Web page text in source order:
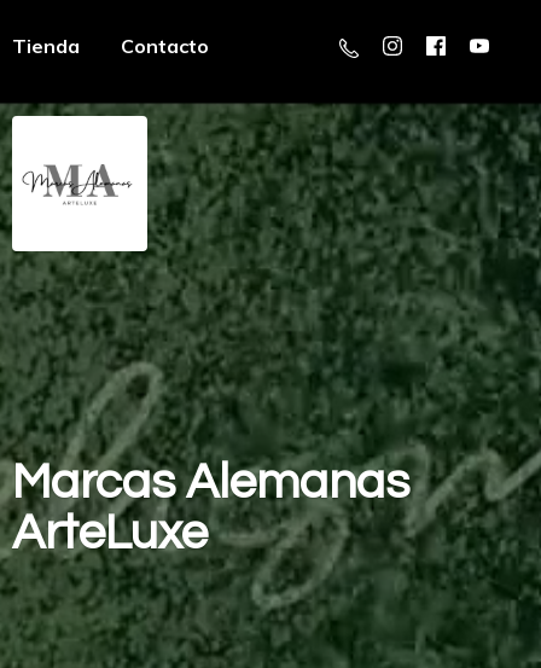
Tienda Contacto
MarcasAlemanas
ArteLuxe